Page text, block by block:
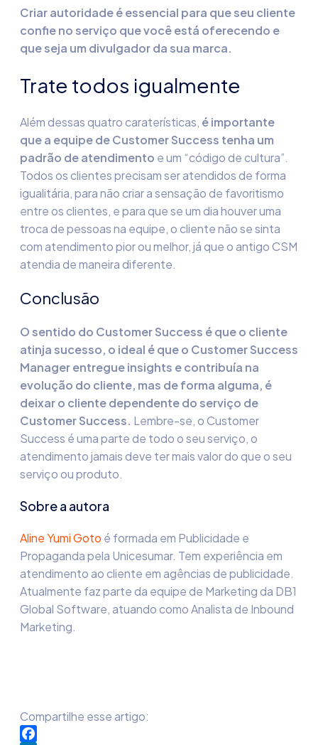
Criar autoridade é essencial para que seu cliente
confie no serviço que você está oferecendo e
que seja um divulgador da sua marca.
Trate todos igualmente
Além dessas quatro caraterísticas, é importante
que a equipe de Customer Success tenha um
padrão de atendimento e um “código de cultura”.
Todos os clientes precisam ser atendidos de forma
igualitária, para não criar a sensação de favoritismo
entre os clientes, e para que se um dia houver uma
troca de pessoas na equipe, o cliente não se sinta
com atendimento pior ou melhor, já que o antigo CSM
atendia de maneira diferente.
Conclusão
O sentido do Customer Success é que o cliente
atinja sucesso, o ideal é que o Customer Success
Manager entregue insights e contribuía na
evolução do cliente, mas de forma alguma, é
deixar o cliente dependente do serviço de
Customer Success. Lembre-se, o Customer
Success é uma parte de todo o seu serviço, o
atendimento jamais deve ter mais valor do que o seu
serviço ou produto.
Sobre a autora
Aline Yumi Goto é formada em Publicidade e
Propaganda pela Unicesumar. Tem experiência em
atendimento ao cliente em agências de publicidade.
Atualmente faz parte da equipe de Marketing da DB1
Global Software, atuando como Analista de Inbound
Marketing.
Compartilhe esse artigo: